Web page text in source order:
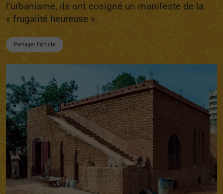
l’urbanisme, ils ont cosigné un manifeste de la
« frugalité heureuse ».
Partager l'article